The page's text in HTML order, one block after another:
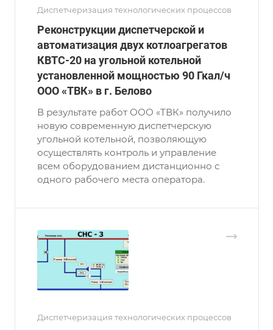
Диспетчеризация технологических процессов
Реконструкции диспетчерской и
автоматизация двух котлоагрегатов
КВТС-20 на угольной котельной
установленной мощностью 90 Гкал/ч
ООО «ТВК» в г. Белово
В результате работ ООО «ТВК» получило
новую современную диспетчерскую
угольной котельной, позволяющую
осуществлять контроль и управление
всем оборудованием дистанционно с
одного рабочего места оператора.
Диспетчеризация технологических процессов